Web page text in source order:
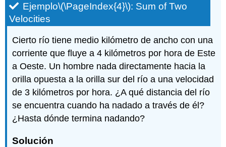
Ejemplo\(\PageIndex{4}\): Sum of Two
Velocities
Cierto río tiene medio kilómetro de ancho con una
corriente que fluye a 4 kilómetros por hora de Este
a Oeste. Un hombre nada directamente hacia la
orilla opuesta a la orilla sur del río a una velocidad
de 3 kilómetros por hora. ¿A qué distancia del río
se encuentra cuando ha nadado a través de él?
¿Hasta dónde termina nadando?
Solución